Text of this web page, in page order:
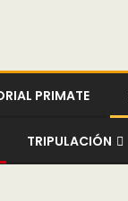
PRIMATE
TRIPULACIÓN